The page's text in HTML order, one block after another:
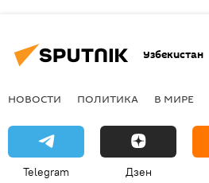
Узбекистан
НОВОСТИ ПОЛИТИКА В МИРЕ
Telegram Дзен